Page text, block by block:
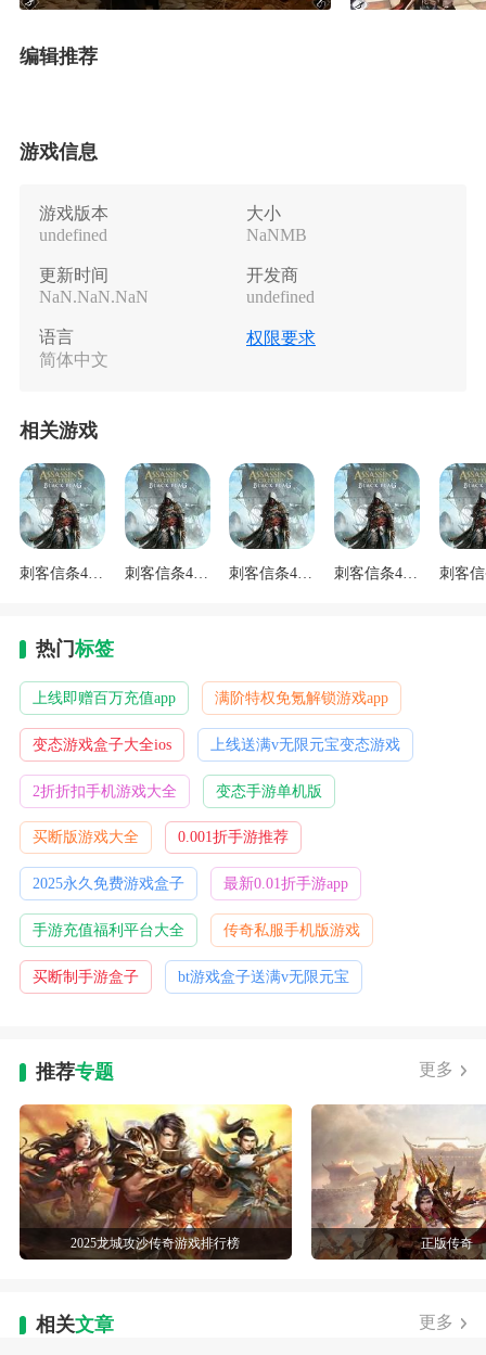
编辑推荐
游戏信息
游戏版本
undefined
大小
NaNMB
更新时间
NaN.NaN.NaN
开发商
undefined
语言
简体中文
权限要求
相关游戏
刺客信条4黑旗重制版学习版下载 刺客信条4：黑旗重制版手机移植下载
热门标签
上线即赠百万充值app 满阶特权免氪解锁游戏app
变态游戏盒子大全ios 上线送满v无限元宝变态游戏
2折折扣手机游戏大全 变态手游单机版
买断版游戏大全 0.001折手游推荐
2025永久免费游戏盒子 最新0.01折手游app
手游充值福利平台大全 传奇私服手机版游戏
买断制手游盒子 bt游戏盒子送满v无限元宝
推荐专题 更多
2025龙城攻沙传奇游戏排行榜 正版传奇
相关文章 更多